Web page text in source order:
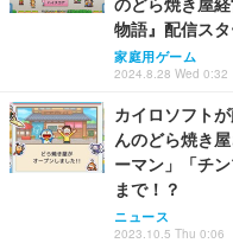
物語』配信スタ
家庭用ゲーム
2024.8.28 Wed 0:32
カイロソフト
んのどら焼き
ーマン」「チ
まで！？
ニュース
2023.10.5 Thu 0:06